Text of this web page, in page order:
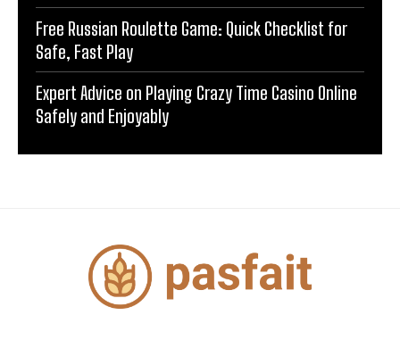
Free Russian Roulette Game: Quick Checklist for
Safe, Fast Play
Expert Advice on Playing Crazy Time Casino Online
Safely and Enjoyably